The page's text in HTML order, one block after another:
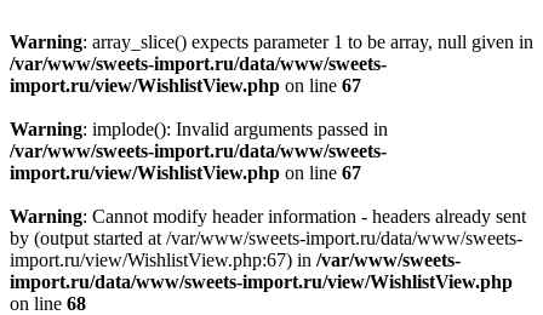
Warning: array_slice() expects parameter 1 to be array, null given in
/var/www/sweets-import.ru/data/www/sweets-
import.ru/view/WishlistView.php on line 67
Warning: implode(): Invalid arguments passed in
/var/www/sweets-import.ru/data/www/sweets-
import.ru/view/WishlistView.php on line 67
Warning: Cannot modify header information - headers already sent
by (output started at /var/www/sweets-import.ru/data/www/sweets-
import.ru/view/WishlistView.php:67) in /var/www/sweets-
import.ru/data/www/sweets-import.ru/view/WishlistView.php
on line 68